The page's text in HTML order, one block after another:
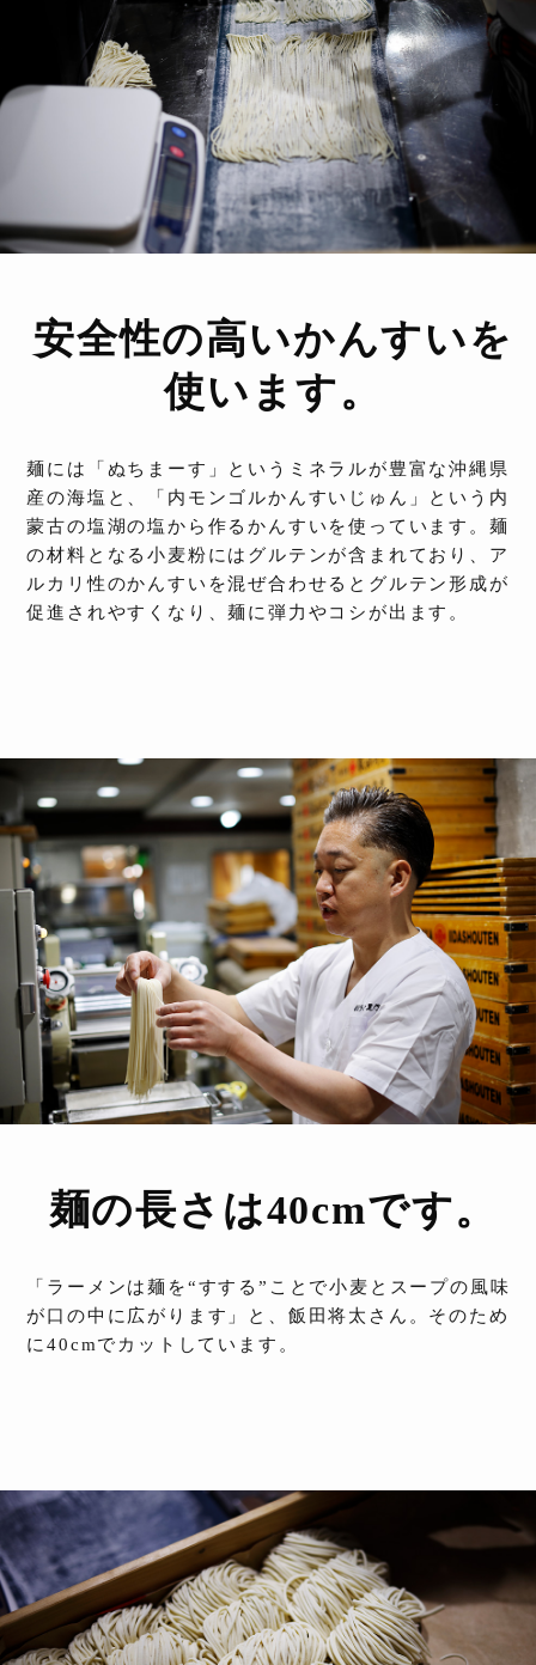
安全性の高いかんすいを
使います。
麺には「ぬちまーす」というミネラルが豊富な沖縄県
産の海塩と、「内モンゴルかんすいじゅん」という内
蒙古の塩湖の塩から作るかんすいを使っています。麺
の材料となる小麦粉にはグルテンが含まれており、ア
ルカリ性のかんすいを混ぜ合わせるとグルテン形成が
促進されやすくなり、麺に弾力やコシが出ます。
麺の長さは40cmです。
「ラーメンは麺を“すする”ことで小麦とスープの風味
が口の中に広がります」と、飯田将太さん。そのため
に40cmでカットしています。